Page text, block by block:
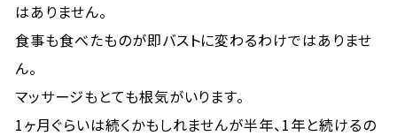
はありません。
食事も食べたものが即バストに変わるわけではありませ
ん。
マッサージもとても根気がいります。
1ヶ月ぐらいは続くかもしれませんが半年、1年と続けるの